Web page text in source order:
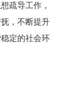
疏导工作，
，不断提升
定的社会环